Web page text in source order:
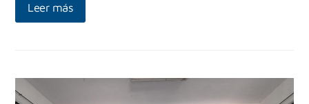
Leer más